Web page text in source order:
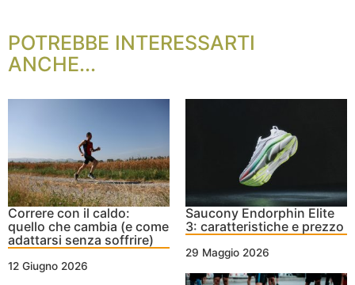
POTREBBE INTERESSARTI
ANCHE...
Correre con il caldo:
quello che cambia (e come
adattarsi senza soffrire)
12 Giugno 2026
Saucony Endorphin Elite
3: caratteristiche e prezzo
29 Maggio 2026